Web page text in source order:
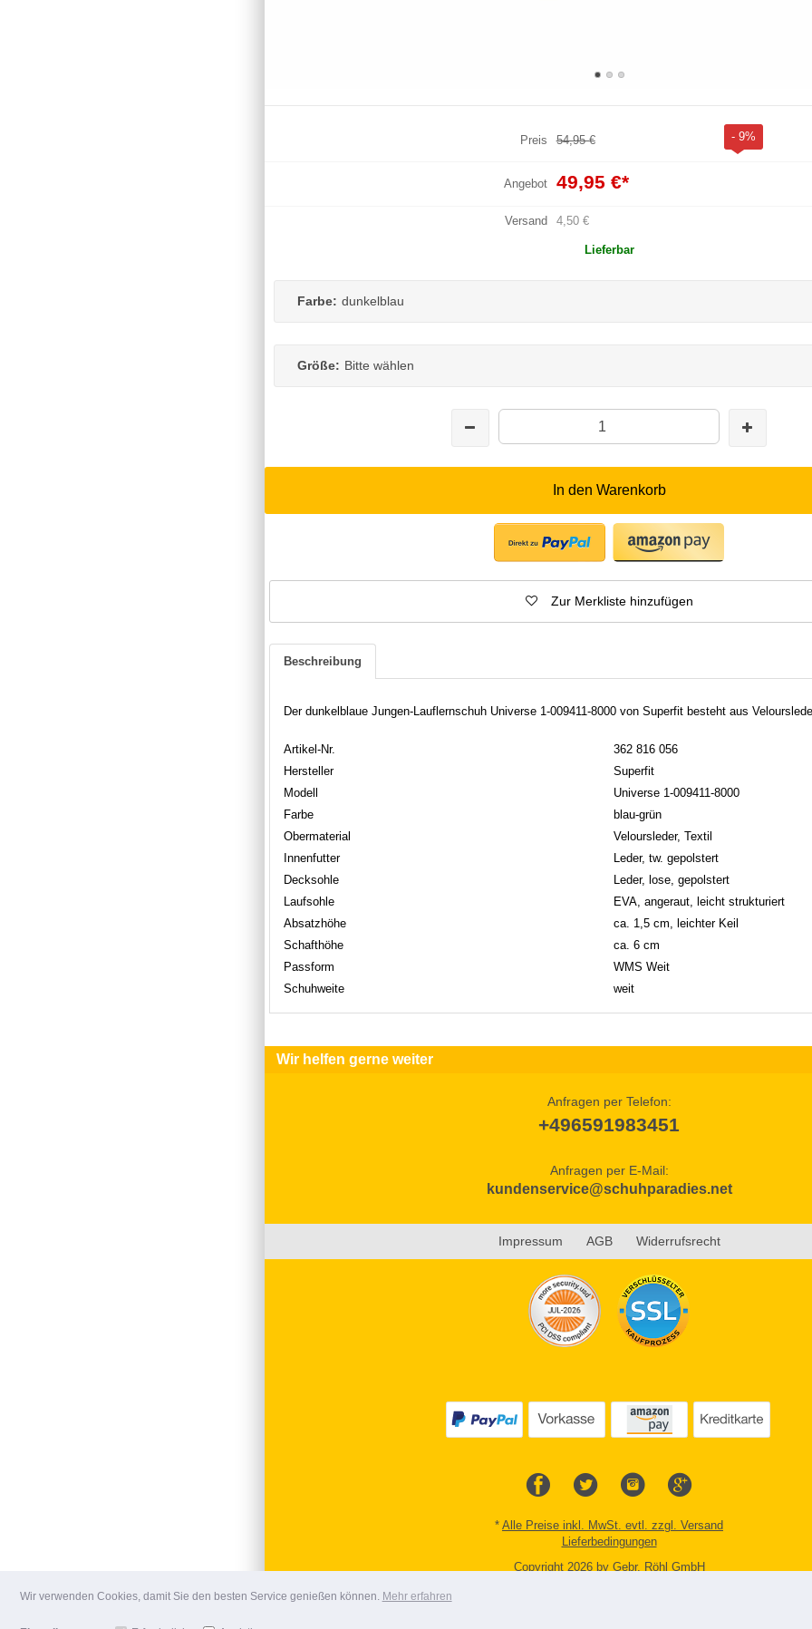
Wir verwenden Cookies, damit Sie den besten Service genießen können. Mehr erfahren
Preis 54,95 € - 9%
Angebot 49,95 €*
Versand 4,50 €
Lieferbar
Farbe: dunkelblau
Größe: Bitte wählen
In den Warenkorb
Zur Merkliste hinzufügen
Beschreibung
Der dunkelblaue Jungen-Lauflernschuh Universe 1-009411-8000 von Superfit besteht aus
Artikel-Nr.
362 816 056
Hersteller
Superfit
Modell
Universe 1-009411-8000
Farbe
blau-grün
Obermaterial
Veloursleder, Textil
Innenfutter
Leder, tw. gepolstert
Decksohle
Leder, lose, gepolstert
Laufsohle
EVA, angeraut, leicht strukturiert
Absatzhöhe
ca. 1,5 cm, leichter Keil
Schafthöhe
ca. 6 cm
Passform
WMS Weit
Schuhweite
weit
Wir helfen gerne weiter
Anfragen per Telefon:
+496591983451
Anfragen per E-Mail:
kundenservice@schuhparadies.net
Impressum AGB Widerrufsrecht
* Alle Preise inkl. MwSt. evtl. zzgl. Versand
Lieferbedingungen
Copyright 2026 by Gebr. Röhl GmbH